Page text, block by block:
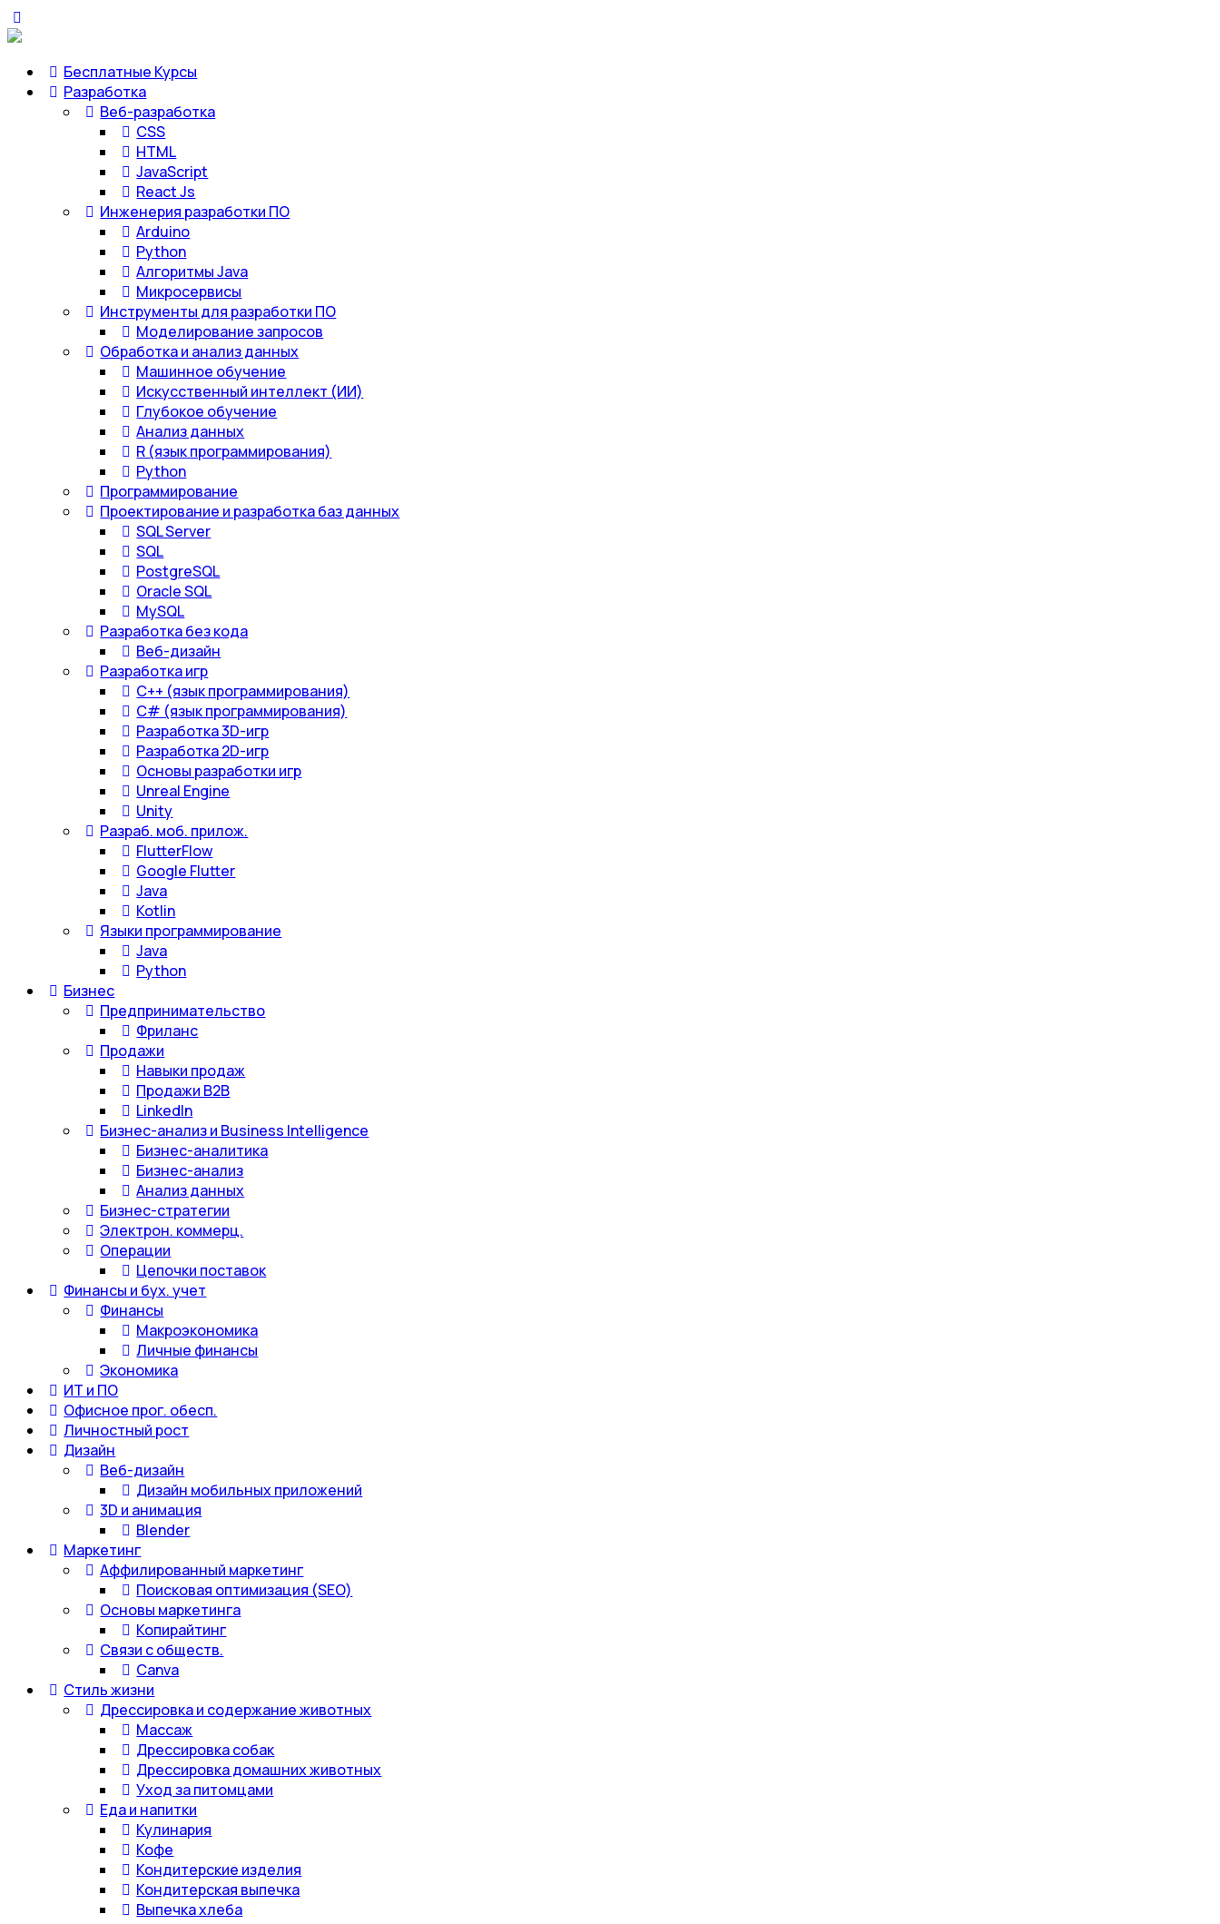
Бесплатные Курсы
Разработка
Веб-разработка
CSS
HTML
JavaScript
React Js
Инженерия разработки ПО
Arduino
Python
Алгоритмы Java
Микросервисы
Инструменты для разработки ПО
Моделирование запросов
Обработка и анализ данных
Машинное обучение
Искусственный интеллект (ИИ)
Глубокое обучение
Анализ данных
R (язык программирования)
Python
Программирование
Проектирование и разработка баз данных
SQL Server
SQL
PostgreSQL
Oracle SQL
MySQL
Разработка без кода
Веб-дизайн
Разработка игр
С++ (язык программирования)
С# (язык программирования)
Разработка 3D-игр
Разработка 2D-игр
Основы разработки игр
Unreal Engine
Unity
Разраб. моб. прилож.
FlutterFlow
Google Flutter
Java
Kotlin
Языки программирование
Java
Python
Бизнес
Предпринимательство
Фриланс
Продажи
Навыки продаж
Продажи B2B
LinkedIn
Бизнес-анализ и Business Intelligence
Бизнес-аналитика
Бизнес-анализ
Анализ данных
Бизнес-стратегии
Электрон. коммерц.
Операции
Цепочки поставок
Финансы и бух. учет
Финансы
Макроэкономика
Личные финансы
Экономика
ИТ и ПО
Офисное прог. обесп.
Личностный рост
Дизайн
Веб-дизайн
Дизайн мобильных приложений
3D и анимация
Blender
Маркетинг
Аффилированный маркетинг
Поисковая оптимизация (SEO)
Основы маркетинга
Копирайтинг
Связи с обществ.
Canva
Стиль жизни
Дрессировка и содержание животных
Массаж
Дрессировка собак
Дрессировка домашних животных
Уход за питомцами
Еда и напитки
Кулинария
Кофе
Кондитерские изделия
Кондитерская выпечка
Выпечка хлеба